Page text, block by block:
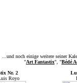
...und noch einige weitere seiner
"Art Fantastix", "Bédé
Nr. 2
Royo